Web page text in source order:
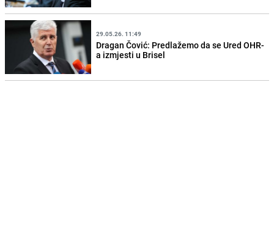
29.05.26. 11:49
Dragan Čović: Predlažemo da se Ured OHR-
a izmjesti u Brisel